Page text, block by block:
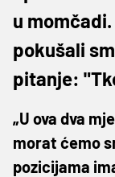
u
pokušali
pitanje:
„U ova dva
morat ćemo
pozicijama